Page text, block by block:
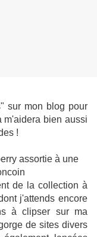
sur mon blog pour
m'aidera bien aussi
!
assortie à une
de la collection à
j'attends encore
à clipser sur ma
de sites divers